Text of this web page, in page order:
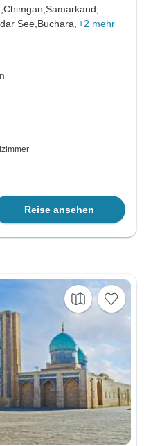
Chimgan,Samarkand,
See, Buchara, +2 mehr
Reise ansehen